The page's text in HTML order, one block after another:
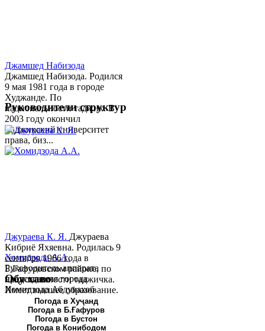
Джамшед Набизода
Джамшед Набизода. Родился
9 мая 1981 года в городе
Худжанде. По
национальности таджик. В
2003 году окончил
Таджикский университет
права, биз...
Хомидзода А.А.
Руководитель аппарата
председателя города
Хомидзода Абдувахоб
Абдумаджид родился 8
июня 1978 года в городе
Худжанде. По
Руководители структур
Джураева К. Я. Джураева
Кибриё Яхяевна. Родилась 9
сентября 1966 года в
Б.Гафуровском районе, по
национальности таджичка.
Имеет высшее образование.
В 1997 ...
Обу хаво
Погода в Хуҷанд
Погода в Б.Ғафуров
Погода в Бустон
Погода в Конибодом